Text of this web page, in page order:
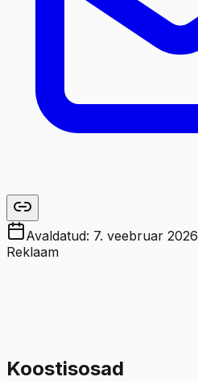
Avaldatud: 7. veebruar 2026
Reklaam
Koostisosad